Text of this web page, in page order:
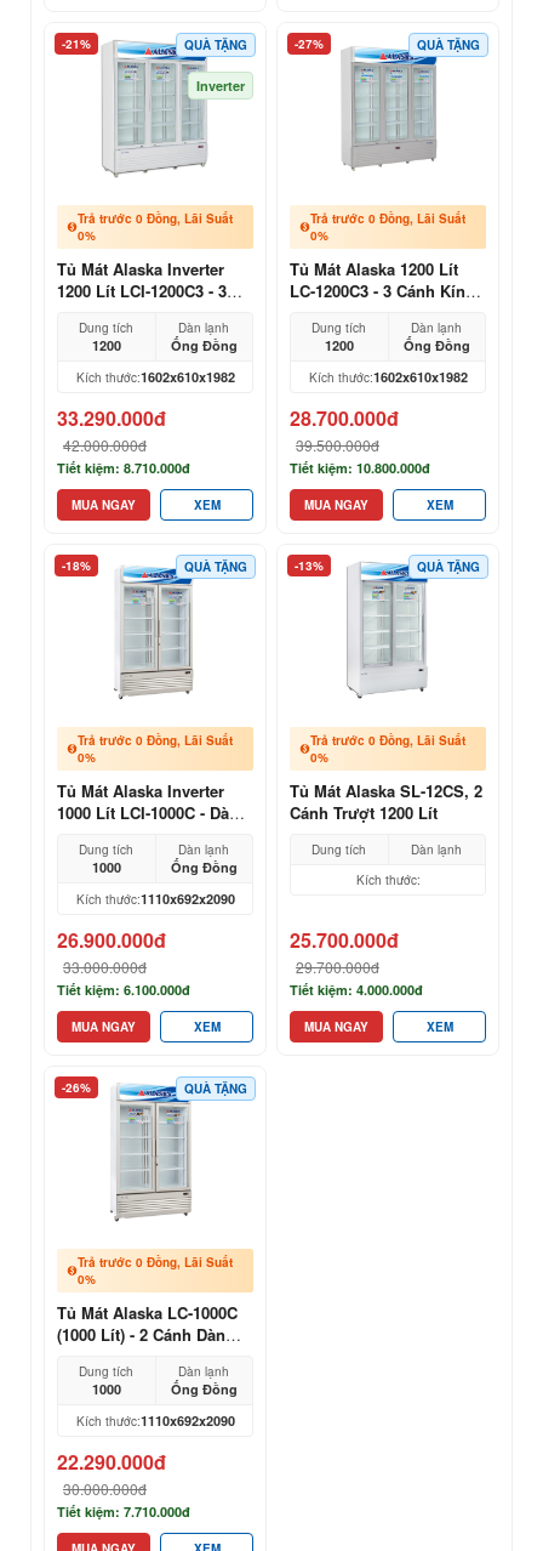
-21% QUÀ TẶNG
Inverter
Trả trước 0 Đồng, Lãi Suất
0%
Tủ Mát Alaska Inverter
1200 Lít LCI-1200C3 - 3
Dung tích
1200
Dàn lạnh
Ống Đồng
Kích thước:1602x610x1982
33.290.000đ
42.000.000đ
Tiết kiệm: 8.710.000đ
MUA NGAY XEM
-27% QUÀ TẶNG
Trả trước 0 Đồng, Lãi Suất
0%
Tủ Mát Alaska 1200 Lít
LC-1200C3 - 3 Cánh Kính,
Dung tích
1200
Dàn lạnh
Ống Đồng
Kích thước:1602x610x1982
28.700.000đ
39.500.000đ
Tiết kiệm: 10.800.000đ
MUA NGAY XEM
-18% QUÀ TẶNG
Trả trước 0 Đồng, Lãi Suất
0%
Tủ Mát Alaska Inverter
1000 Lít LCI-1000C - Dàn
Dung tích
1000
Dàn lạnh
Ống Đồng
Kích thước:1110x692x2090
26.900.000đ
33.000.000đ
Tiết kiệm: 6.100.000đ
MUA NGAY XEM
-13% QUÀ TẶNG
Trả trước 0 Đồng, Lãi Suất
0%
Tủ Mát Alaska SL-12CS, 2
Cánh Trượt 1200 Lít
Dung tích
Dàn lạnh
Kích thước:
25.700.000đ
29.700.000đ
Tiết kiệm: 4.000.000đ
MUA NGAY XEM
-26% QUÀ TẶNG
Trả trước 0 Đồng, Lãi Suất
0%
Tủ Mát Alaska LC-1000C
(1000 Lít) - 2 Cánh Dàn
Dung tích
1000
Dàn lạnh
Ống Đồng
Kích thước:1110x692x2090
22.290.000đ
30.000.000đ
Tiết kiệm: 7.710.000đ